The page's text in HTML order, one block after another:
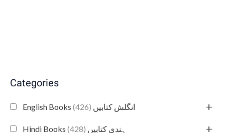
Categories
English Books انگلش کتابیں (426) +
Hindi Books ہندی کتابیں (428) +